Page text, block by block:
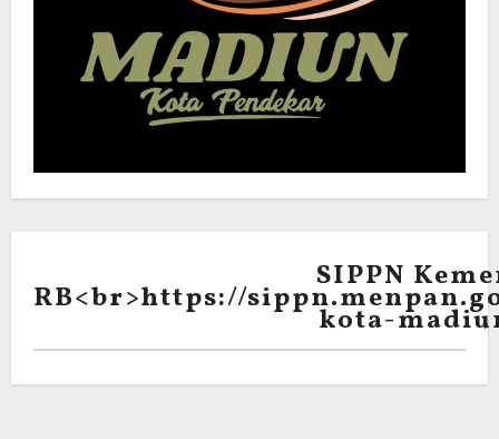
SIPPN
RB<br>https://
kota-